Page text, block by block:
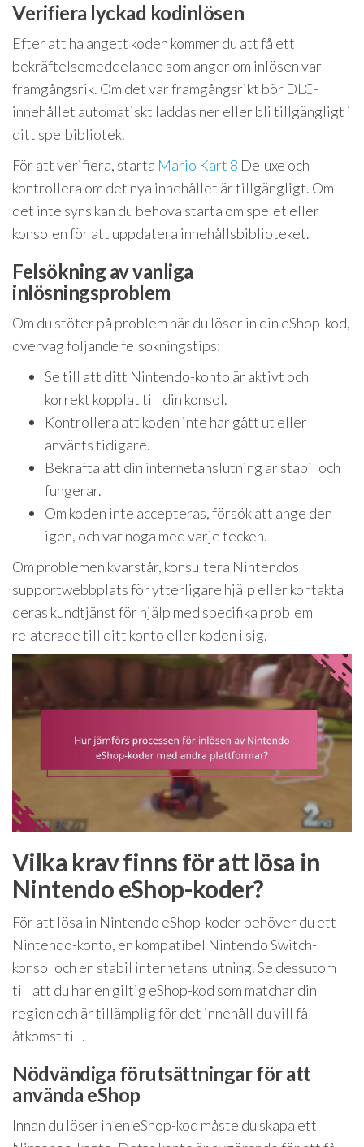
Verifiera lyckad kodinlösen
Efter att ha angett koden kommer du att få ett
bekräftelsemeddelande som anger om inlösen var
framgångsrik. Om det var framgångsrikt bör DLC-
innehållet automatiskt laddas ner eller bli tillgängligt i
ditt spelbibliotek.
För att verifiera, starta Mario Kart 8 Deluxe och
kontrollera om det nya innehållet är tillgängligt. Om
det inte syns kan du behöva starta om spelet eller
konsolen för att uppdatera innehållsbiblioteket.
Felsökning av vanliga
inlösningsproblem
Om du stöter på problem när du löser in din eShop-kod,
överväg följande felsökningstips:
Se till att ditt Nintendo-konto är aktivt och
korrekt kopplat till din konsol.
Kontrollera att koden inte har gått ut eller
använts tidigare.
Bekräfta att din internetanslutning är stabil och
fungerar.
Om koden inte accepteras, försök att ange den
igen, och var noga med varje tecken.
Om problemen kvarstår, konsultera Nintendos
supportwebbplats för ytterligare hjälp eller kontakta
deras kundtjänst för hjälp med specifika problem
relaterade till ditt konto eller koden i sig.
Vilka krav finns för att lösa in
Nintendo eShop-koder?
För att lösa in Nintendo eShop-koder behöver du ett
Nintendo-konto, en kompatibel Nintendo Switch-
konsol och en stabil internetanslutning. Se dessutom
till att du har en giltig eShop-kod som matchar din
region och är tillämplig för det innehåll du vill få
åtkomst till.
Nödvändiga förutsättningar för att
använda eShop
Innan du löser in en eShop-kod måste du skapa ett